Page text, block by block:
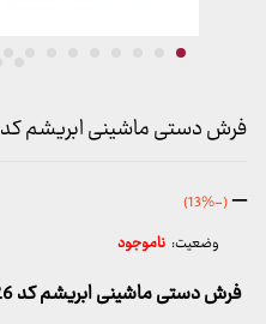
فرش دستی ماشینی ابریشم کد M26
–محدوده
قیمت:
686,000 تومان
تا
19,970,000 تومان
(-13%)
وضعیت: ناموجود
فرش دستی ماشینی ابریشم کد M26